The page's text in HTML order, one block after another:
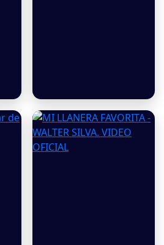
Primero Soy Yo -
Daniel Calderón y Los
Gigantes Del
Vallenato